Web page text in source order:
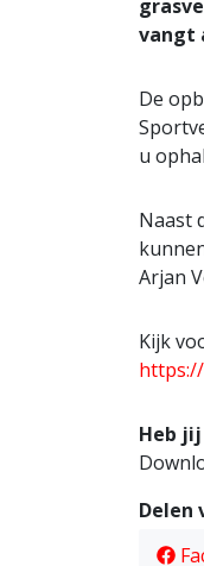
vangt
De
u
Naast
Arjan
Kijk
Heb jij
Delen